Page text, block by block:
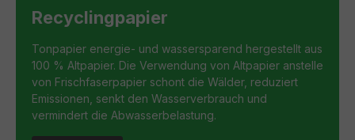
Recyclingpapier
Tonpapier energie- und wassersparend hergestellt aus
100 % Altpapier. Die Verwendung von Altpapier anstelle
von Frischfaserpapier schont die Wälder, reduziert
Emissionen, senkt den Wasserverbrauch und
vermindert die Abwasserbelastung.